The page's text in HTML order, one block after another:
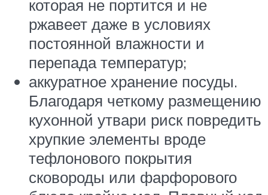
которая не портится и не
ржавеет даже в условиях
постоянной влажности и
перепада температур;
аккуратное хранение посуды.
Благодаря четкому размещению
кухонной утвари риск повредить
хрупкие элементы вроде
тефлонового покрытия
сковороды или фарфорового